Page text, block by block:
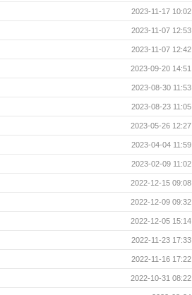
2023-11-17 10:02
2023-11-07 12:53
2023-11-07 12:42
2023-09-20 14:51
2023-08-30 11:53
2023-08-23 11:05
2023-05-26 12:27
2023-04-04 11:59
2023-02-09 11:02
2022-12-15 09:08
2022-12-09 09:32
2022-12-05 15:14
2022-11-23 17:33
2022-11-16 17:22
2022-10-31 08:22